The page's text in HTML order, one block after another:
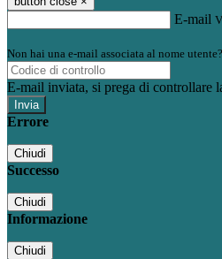
E-mail
Non hai una e-mail associata al nome
E-mail inviata, si prega di controllare
Errore
Chiudi
Successo
Chiudi
Informazione
Chiudi